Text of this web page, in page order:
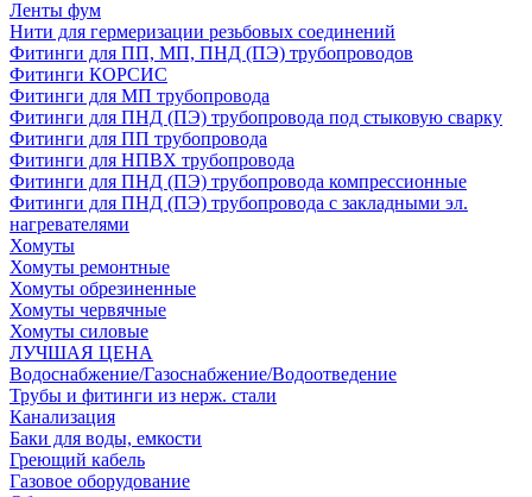
Ленты фум
Нити для гермеризации резьбовых соединений
Фитинги для ПП, МП, ПНД (ПЭ) трубопроводов
Фитинги КОРСИС
Фитинги для МП трубопровода
Фитинги для ПНД (ПЭ) трубопровода под стыковую сварку
Фитинги для ПП трубопровода
Фитинги для НПВХ трубопровода
Фитинги для ПНД (ПЭ) трубопровода компрессионные
Фитинги для ПНД (ПЭ) трубопровода с закладными эл.
нагревателями
Хомуты
Хомуты ремонтные
Хомуты обрезиненные
Хомуты червячные
Хомуты силовые
ЛУЧШАЯ ЦЕНА
Водоснабжение/Газоснабжение/Водоотведение
Трубы и фитинги из нерж. стали
Канализация
Баки для воды, емкости
Греющий кабель
Газовое оборудование